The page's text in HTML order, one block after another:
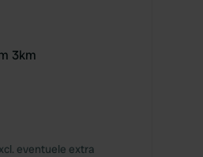
3km
eventuele extra